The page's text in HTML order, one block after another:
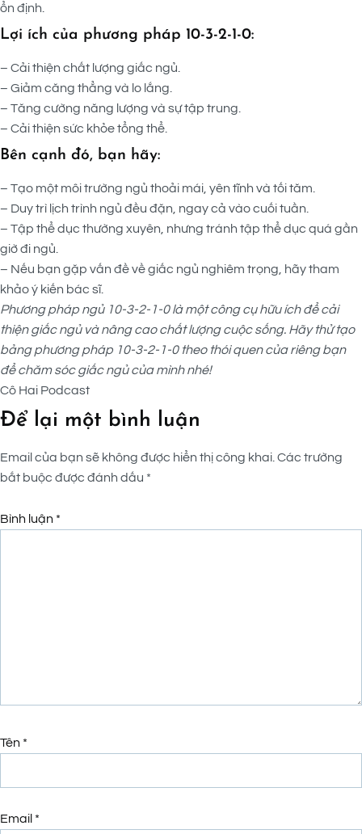
ổn định.
Lợi ích của phương pháp 10-3-2-1-0:
– Cải thiện chất lượng giấc ngủ.
– Giảm căng thẳng và lo lắng.
– Tăng cường năng lượng và sự tập trung.
– Cải thiện sức khỏe tổng thể.
Bên cạnh đó, bạn hãy:
– Tạo một môi trường ngủ thoải mái, yên tĩnh và tối tăm.
– Duy trì lịch trình ngủ đều đặn, ngay cả vào cuối tuần.
– Tập thể dục thường xuyên, nhưng tránh tập thể dục quá gần
giờ đi ngủ.
– Nếu bạn gặp vấn đề về giấc ngủ nghiêm trọng, hãy tham
khảo ý kiến bác sĩ.
Phương pháp ngủ 10-3-2-1-0 là một công cụ hữu ích để cải
thiện giấc ngủ và nâng cao chất lượng cuộc sống. Hãy thử tạo
bảng phương pháp 10-3-2-1-0 theo thói quen của riêng bạn
để chăm sóc giấc ngủ của mình nhé!
Cô Hai Podcast
Để lại một bình luận
Email của bạn sẽ không được hiển thị công khai. Các trường
bắt buộc được đánh dấu *
Bình luận *
Tên *
Email *